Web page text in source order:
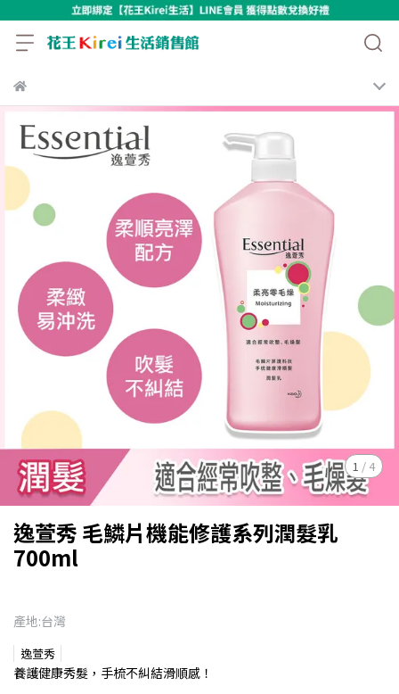
1 / 4
逸萱秀 毛鱗片機能修護系列潤髮乳
700ml
產地:台灣
逸萱秀
養護健康秀髮，手梳不糾結滑順感！